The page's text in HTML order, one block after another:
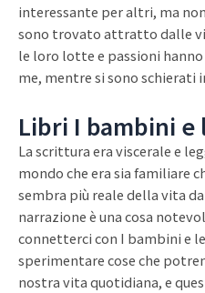
interessante per altri, ma
sono trovato attratto dalle
le loro lotte e passioni
me, mentre si sono schierati
Libri I bambini
La scrittura era viscerale e
mondo che era sia familiare
sembra più reale della vita
narrazione è una cosa
connetterci con I bambini e
sperimentare cose che
nostra vita quotidiana, e